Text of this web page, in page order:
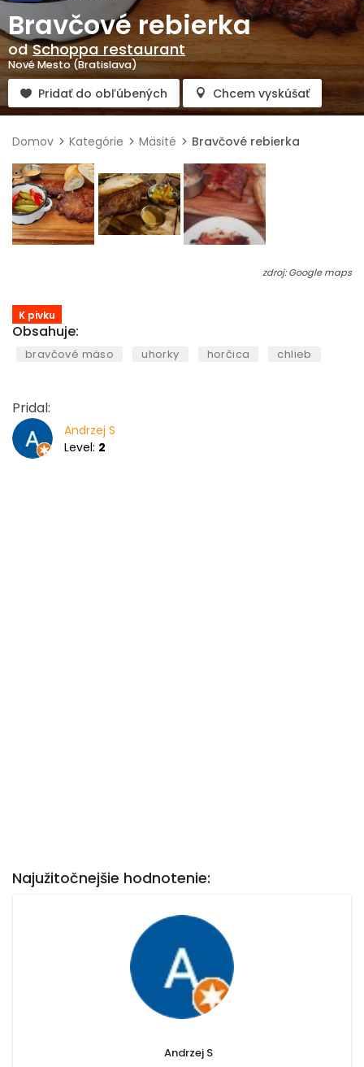
Bravčové rebierka
odSchoppa restaurant
Nové Mesto (Bratislava)
Pridať do obľúbených Chcem vyskúšať
Domov Kategórie Mäsité Bravčové rebierka
zdroj: Google maps
K pivku
Obsahuje:
bravčové mäso uhorky horčica chlieb
Pridal:
Andrzej S
Level: 2
Najužitočnejšie hodnotenie:
Andrzej S